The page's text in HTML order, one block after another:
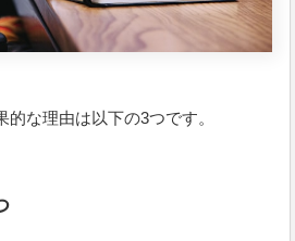
な理由は以下の3つです。